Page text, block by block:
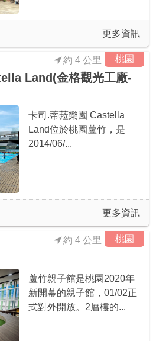
更多資訊
桃園
Land(金格觀光工廠-
約 4 公里
卡司.蒂菈樂園 Castella
Land位於桃園蘆竹，是
2014/06/...
更多資訊
桃園
約 4 公里
蘆竹親子館是桃園2020年
新開幕的親子館，01/02正
式對外開放。2層樓的...